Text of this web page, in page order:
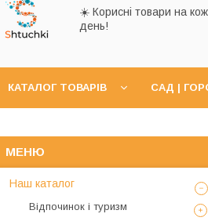
☀️ Корисні товари на
день!
КАТАЛОГ ТОВАРІВ САД |
Наш каталог
Відпочинок і туризм